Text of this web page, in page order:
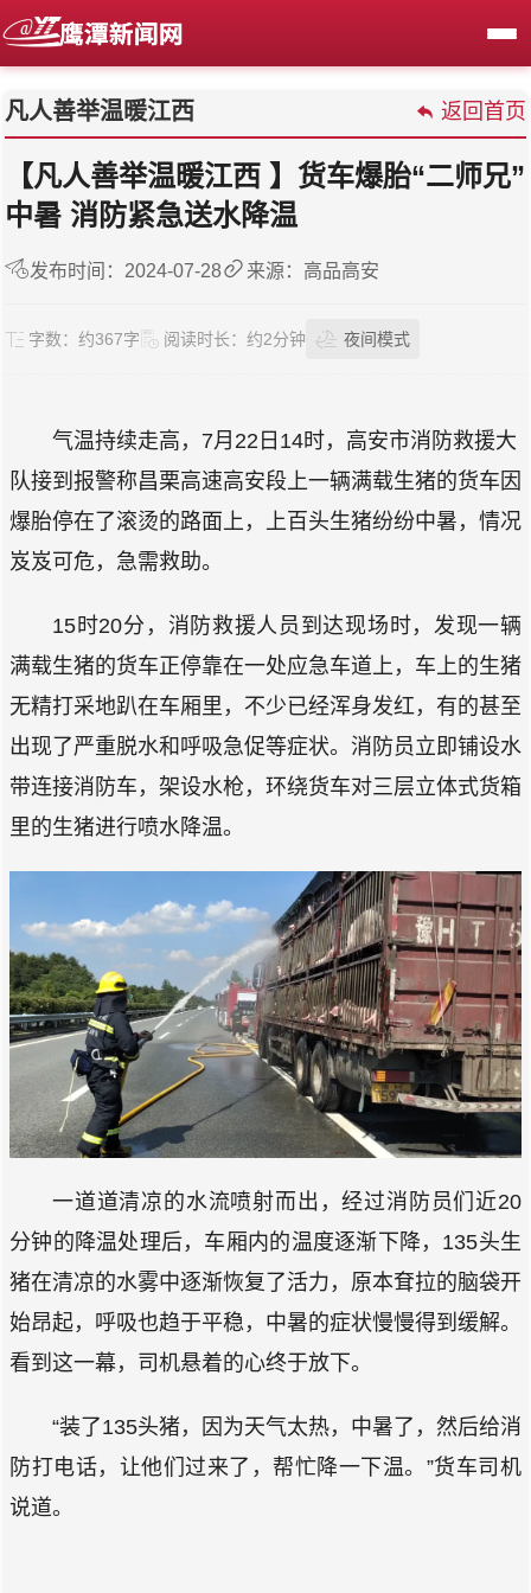
凡人善举温暖江西 返回首页
【凡人善举温暖江西 】货车爆胎“二师兄”
中暑 消防紧急送水降温
发布时间：2024-07-28 来源：高品高安
字数： 约367字 阅读时长： 约2分钟 夜间模式
气温持续走高，7月22日14时，高安市消防救援大
队接到报警称昌栗高速高安段上一辆满载生猪的货车因
爆胎停在了滚烫的路面上，上百头生猪纷纷中暑，情况
岌岌可危，急需救助。
15时20分，消防救援人员到达现场时，发现一辆
满载生猪的货车正停靠在一处应急车道上，车上的生猪
无精打采地趴在车厢里，不少已经浑身发红，有的甚至
出现了严重脱水和呼吸急促等症状。消防员立即铺设水
带连接消防车，架设水枪，环绕货车对三层立体式货箱
里的生猪进行喷水降温。
一道道清凉的水流喷射而出，经过消防员们近20
分钟的降温处理后，车厢内的温度逐渐下降，135头生
猪在清凉的水雾中逐渐恢复了活力，原本耷拉的脑袋开
始昂起，呼吸也趋于平稳，中暑的症状慢慢得到缓解。
看到这一幕，司机悬着的心终于放下。
“装了135头猪，因为天气太热，中暑了，然后给消
防打电话，让他们过来了，帮忙降一下温。”货车司机
说道。